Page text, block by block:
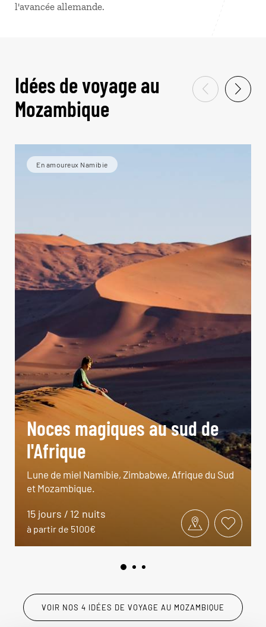
l'avancée allemande.
Idées de voyage au
Mozambique
En amoureux Namibie
Noces magiques au sud de
l'Afrique
Lune de miel Namibie, Zimbabwe, Afrique du Sud
et Mozambique.
15 jours / 12 nuits
à partir de 5100€
VOIR NOS 4 IDÉES DE VOYAGE AU MOZAMBIQUE